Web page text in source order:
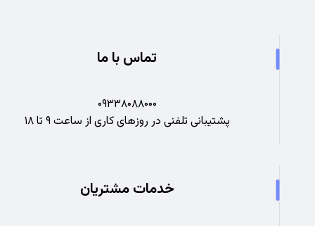
تماس با ما
۰۹۳۳۸۰۸۸۰۰۰
پشتیبانی تلفنی در روزهای کاری از ساعت ۹ تا ۱۸
خدمات مشتریان